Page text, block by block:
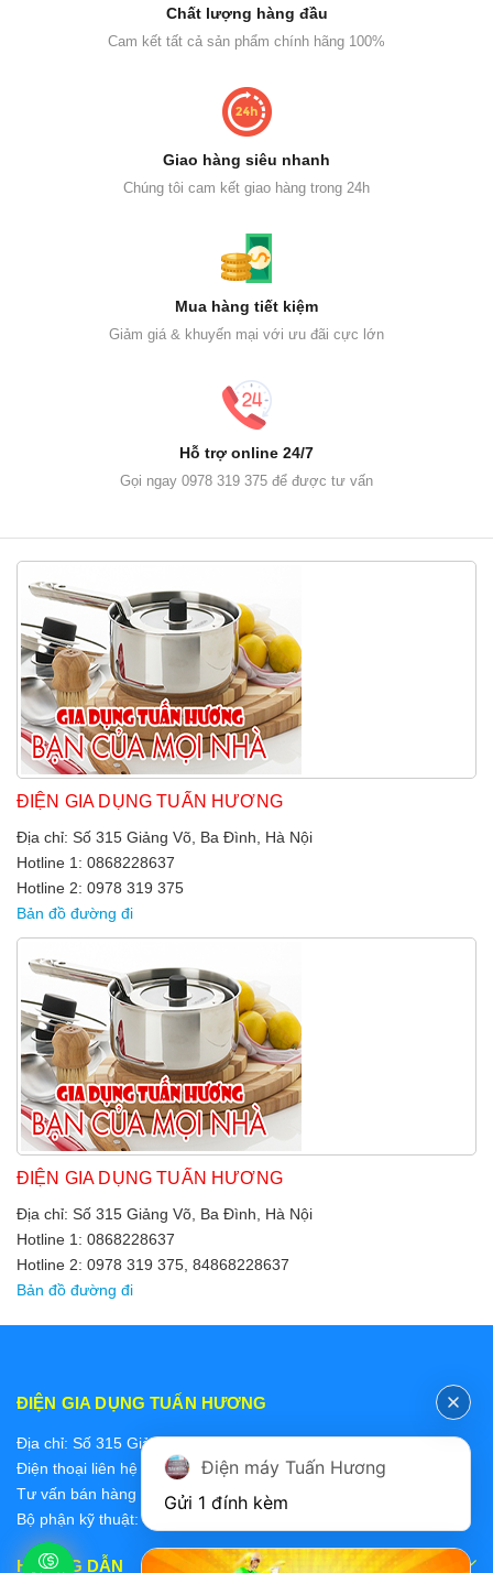
Chất lượng hàng đầu
Cam kết tất cả sản phẩm chính hãng 100%
Giao hàng siêu nhanh
Chúng tôi cam kết giao hàng trong 24h
Mua hàng tiết kiệm
Giảm giá & khuyến mại với ưu đãi cực lớn
Hỗ trợ online 24/7
Gọi ngay 0978 319 375 để được tư vấn
ĐIỆN GIA DỤNG TUẤN HƯƠNG
Địa chỉ: Số 315 Giảng Võ, Ba Đình, Hà Nội
Hotline 1: 0868228637
Hotline 2: 0978 319 375
Bản đồ đường đi
ĐIỆN GIA DỤNG TUẤN HƯƠNG
Địa chỉ: Số 315 Giảng Võ, Ba Đình, Hà Nội
Hotline 1: 0868228637
Hotline 2: 0978 319 375, 84868228637
Bản đồ đường đi
ĐIỆN GIA DỤNG TUẤN HƯƠNG
Địa chỉ: Số 315 Giảng Võ, Ba Đình, Hà Nội
Điện thoại liên hệ các bộ phận:
Tư vấn bán hàng 2: 0868228637
Bộ phận kỹ thuật: 0978 319 375
HƯỚNG DẪN
Điện máy Tuấn Hương
Gửi 1 đính kèm